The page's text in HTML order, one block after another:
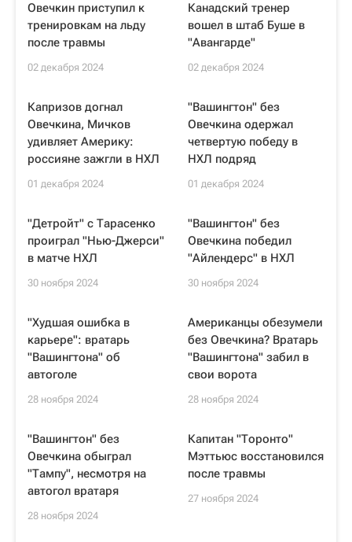
Овечкин приступил к
тренировкам на льду
после травмы
02 декабря 2024
Канадский тренер
вошел в штаб Буше в
"Авангарде"
02 декабря 2024
Капризов догнал
Овечкина, Мичков
удивляет Америку:
россияне зажгли в НХЛ
01 декабря 2024
"Вашингтон" без
Овечкина одержал
четвертую победу в
НХЛ подряд
01 декабря 2024
"Детройт" с Тарасенко
проиграл "Нью-Джерси"
в матче НХЛ
30 ноября 2024
"Вашингтон" без
Овечкина победил
"Айлендерс" в НХЛ
30 ноября 2024
"Худшая ошибка в
карьере": вратарь
"Вашингтона" об
автоголе
28 ноября 2024
Американцы обезумели
без Овечкина? Вратарь
"Вашингтона" забил в
свои ворота
28 ноября 2024
"Вашингтон" без
Овечкина обыграл
"Тампу", несмотря на
автогол вратаря
28 ноября 2024
Капитан "Торонто"
Мэттьюс восстановился
после травмы
27 ноября 2024